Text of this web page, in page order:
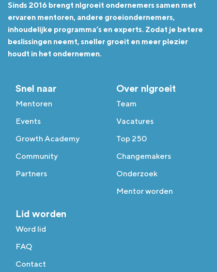
Sinds 2016 brengt nlgroeit ondernemers samen met
ervaren mentoren, andere groeiondernemers,
inhoudelijke programma’s en experts. Zodat je betere
beslissingen neemt, sneller groeit en meer plezier
houdt in het ondernemen.
Snel naar
Mentoren
Events
Growth Academy
Community
Partners
Over nlgroeit
Team
Vacatures
Top 250
Changemakers
Onderzoek
Mentor worden
Lid worden
Word lid
FAQ
Contact